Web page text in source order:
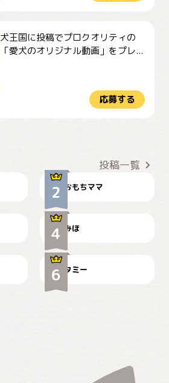
犬王国に投稿でプロクオリティの
「愛犬のオリジナル動画」をプレ...
応募する
投稿一覧
おもちママ
見てるぞぉ
みほ
ドーベルマンのお友達邸に
て
タミー